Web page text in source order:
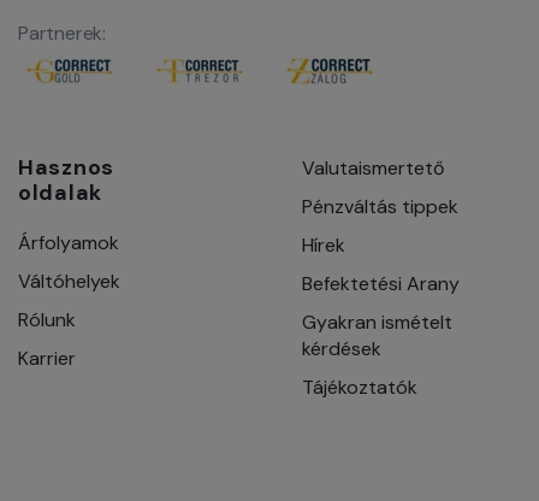
Partnerek:
Hasznos
oldalak
Árfolyamok
Váltóhelyek
Rólunk
Karrier
Valutaismertető
Pénzváltás tippek
Hírek
Befektetési Arany
Gyakran ismételt
kérdések
Tájékoztatók